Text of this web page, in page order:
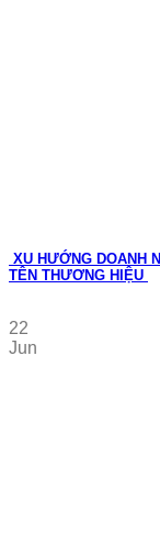
XU HƯỚNG DOANH
TÊN THƯƠNG HIỆU
22
Jun